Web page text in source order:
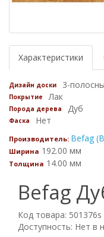
Характеристики
Дизайн доски 3-
Покрытие Лак
Порода дерева Дуб
Фаска Нет
Производитель: Befag
Ширина 192.00 мм
Толщина 14.00 мм
Befag
Код товара: 501376s
Доступность: Нет в